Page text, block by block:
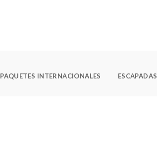
PAQUETES INTERNACIONALES ESCAPADAS